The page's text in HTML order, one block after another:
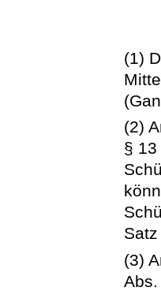
(1)
(2)
§
(3)